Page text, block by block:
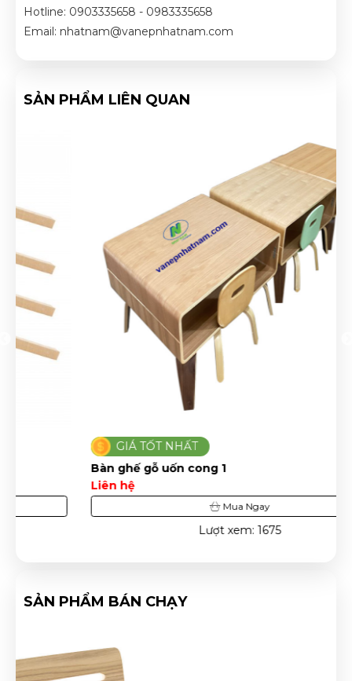
Hotline: 0903335658 - 0983335658
Email: nhatnam@vanepnhatnam.com
SẢN PHẨM LIÊN QUAN
GIÁ TỐT NHẤT
Bàn ghế gỗ uốn cong 1
Lượt xem: 1675
SẢN PHẨM BÁN CHẠY